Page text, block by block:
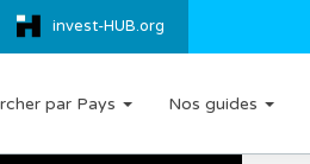
invest-HUB.org
par Pays Nos guides